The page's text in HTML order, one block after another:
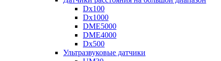
Dx100
Dx1000
DME5000
DME4000
Dx500
Ультразвуковые датчики